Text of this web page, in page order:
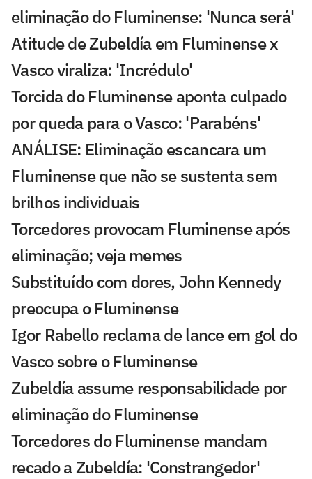
eliminação do Fluminense: 'Nunca será'
Atitude de Zubeldía em Fluminense x
Vasco viraliza: 'Incrédulo'
Torcida do Fluminense aponta culpado
por queda para o Vasco: 'Parabéns'
ANÁLISE: Eliminação escancara um
Fluminense que não se sustenta sem
brilhos individuais
Torcedores provocam Fluminense após
eliminação; veja memes
Substituído com dores, John Kennedy
preocupa o Fluminense
Igor Rabello reclama de lance em gol do
Vasco sobre o Fluminense
Zubeldía assume responsabilidade por
eliminação do Fluminense
Torcedores do Fluminense mandam
recado a Zubeldía: 'Constrangedor'